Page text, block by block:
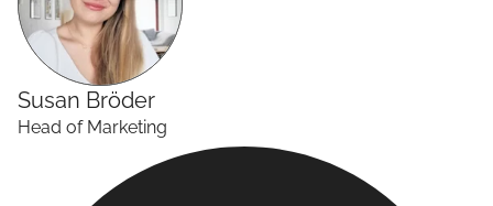
Susan Bröder
Head of Marketing